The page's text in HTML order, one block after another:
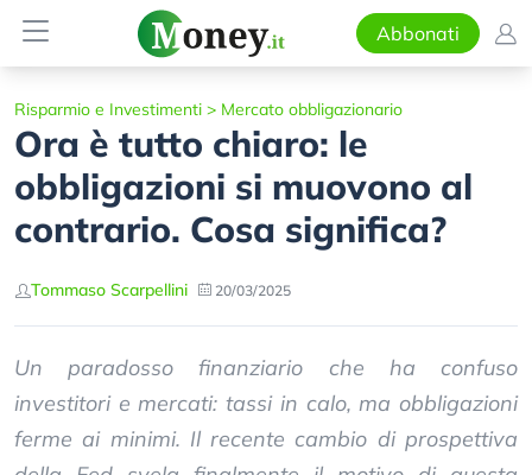
Abbonati
Risparmio e Investimenti > Mercato obbligazionario
Ora è tutto chiaro: le
obbligazioni si muovono al
contrario. Cosa significa?
Tommaso Scarpellini 20/03/2025
Un paradosso finanziario che ha confuso
investitori e mercati: tassi in calo, ma obbligazioni
ferme ai minimi. Il recente cambio di prospettiva